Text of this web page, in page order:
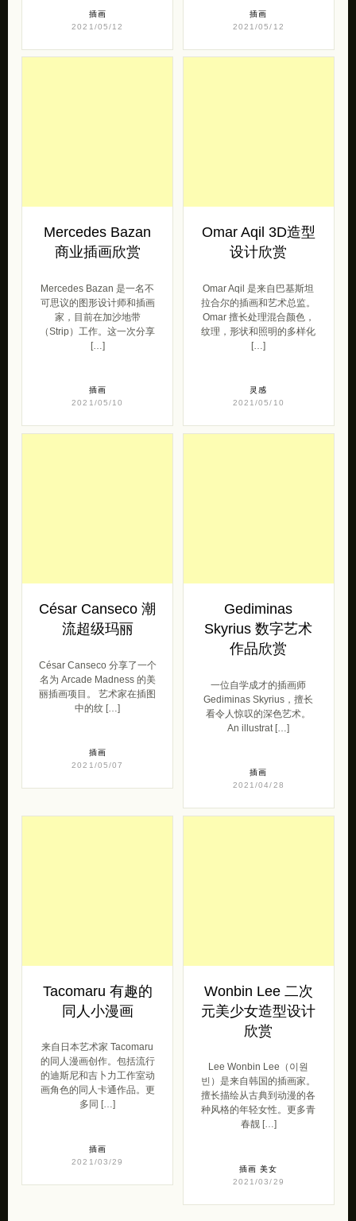
插画
2021/05/12
插画
2021/05/12
Mercedes Bazan
商业插画欣赏
Mercedes Bazan 是一名不
可思议的图形设计师和插画
家，目前在加沙地带
（Strip）工作。这一次分享
[…]
插画
2021/05/10
Omar Aqil 3D造型
设计欣赏
Omar Aqil 是来自巴基斯坦
拉合尔的插画和艺术总监。
Omar 擅长处理混合颜色，
纹理，形状和照明的多样化
[…]
灵感
2021/05/10
César Canseco 潮
流超级玛丽
César Canseco 分享了一个
名为 Arcade Madness 的美
丽插画项目。 艺术家在插图
中的纹 […]
插画
2021/05/07
Gediminas
Skyrius 数字艺术
作品欣赏
一位自学成才的插画师
Gediminas Skyrius，擅长
看令人惊叹的深色艺术。
An illustrat […]
插画
2021/04/28
Tacomaru 有趣的
同人小漫画
来自日本艺术家 Tacomaru
的同人漫画创作。包括流行
的迪斯尼和吉卜力工作室动
画角色的同人卡通作品。更
多同 […]
插画
2021/03/29
Wonbin Lee 二次
元美少女造型设计
欣赏
Lee Wonbin Lee（이원
빈）是来自韩国的插画家。
擅长描绘从古典到动漫的各
种风格的年轻女性。更多青
春靓 […]
插画 美女
2021/03/29